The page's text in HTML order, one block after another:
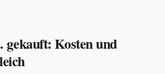
gekauft: Kosten und